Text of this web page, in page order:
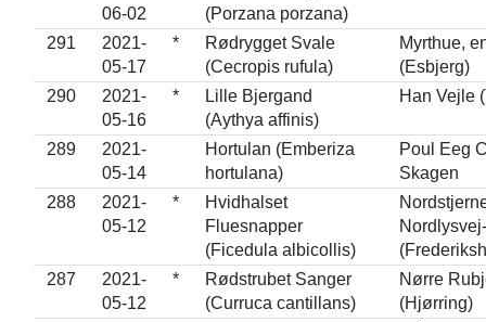
06-02
(Porzana porzana)
291
2021-
05-17
*
Rødrygget Svale
(Cecropis rufula)
Myrthue,
(Esbjerg)
290
2021-
05-16
*
Lille Bjergand
(Aythya affinis)
Han Vejle
289
2021-
05-14
Hortulan (Emberiza
hortulana)
Poul Eeg
Skagen
288
2021-
05-12
*
Hvidhalset
Fluesnapper
(Ficedula albicollis)
287
2021-
05-12
*
Rødstrubet Sanger
(Curruca cantillans)
Nørre
(Hjørring)